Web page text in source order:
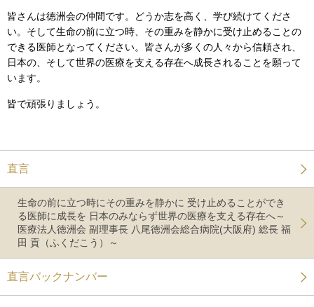
皆さんは徳洲会の仲間です。どうか志を高く、学び続けてくださ
い。そして生命の前に立つ時、その重みを静かに受け止めることの
できる医師となってください。皆さんが多くの人々から信頼され、
日本の、そして世界の医療を支える存在へ成長されることを願って
います。
皆で頑張りましょう。
直言
生命の前に立つ時にその重みを静かに 受け止めることができ
る医師に成長を 日本のみならず世界の医療を支える存在へ～
医療法人徳洲会 副理事長 八尾徳洲会総合病院(大阪府) 総長 福
田 貢（ふくだこう）～
直言バックナンバー